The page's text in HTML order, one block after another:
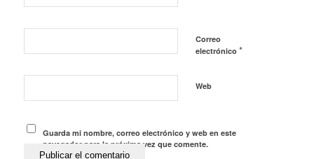
Correo
electrónico *
Web
Guarda mi nombre, correo electrónico y web en este
navegador para la próxima vez que comente.